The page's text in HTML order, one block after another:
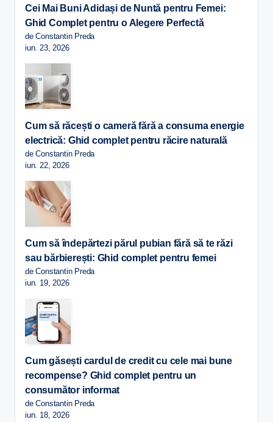
Cei Mai Buni Adidași de Nuntă pentru Femei:
Ghid Complet pentru o Alegere Perfectă
de Constantin Preda
iun. 23, 2026
Cum să răcești o cameră fără a consuma energie
electrică: Ghid complet pentru răcire naturală
de Constantin Preda
iun. 22, 2026
Cum să îndepărtezi părul pubian fără să te răzi
sau bărbierești: Ghid complet pentru femei
de Constantin Preda
iun. 19, 2026
Cum găsești cardul de credit cu cele mai bune
recompense? Ghid complet pentru un
consumător informat
de Constantin Preda
iun. 18, 2026